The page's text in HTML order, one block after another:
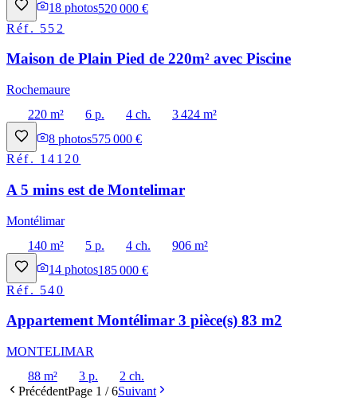
18 photos520 000 €
Réf. 552
Maison de Plain Pied de 220m² avec Piscine
Rochemaure
220 m²
6 p. 4 ch.
3 424 m²
8 photos575 000 €
Réf. 14120
A 5 mins est de Montelimar
Montélimar
140 m²
5 p. 4 ch.
906 m²
14 photos185 000 €
Réf. 540
Appartement Montélimar 3 pièce(s) 83 m2
MONTELIMAR
88 m²
3 p.
2 ch.
PrécédentPage 1 /6Suivant